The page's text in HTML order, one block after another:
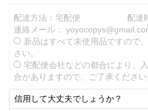
配達方法：宅配便
配達
連絡メール：
新品はすべて未使用品ですので
さい。
宅配便会社などの都合により、
合がありますので、ご了承ください
信用して大丈夫でしょうか？